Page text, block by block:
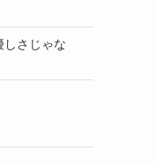
しさじゃな